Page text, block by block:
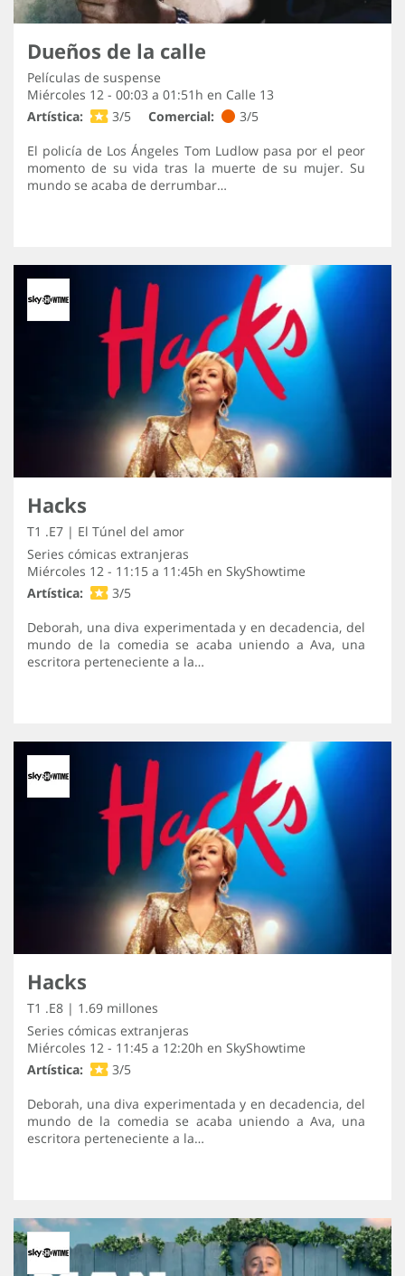
Dueños de la calle
Películas de suspense
Miércoles 12 - 00:03 a 01:51h en Calle 13
Artística:
3/5 Comercial:
3/5
El policía de Los Ángeles Tom Ludlow pasa por el peor
momento de su vida tras la muerte de su mujer. Su
mundo se acaba de derrumbar…
Hacks
T1 .E7 | El Túnel del amor
Series cómicas extranjeras
Miércoles 12 - 11:15 a 11:45h en SkyShowtime
Artística:
3/5
Deborah, una diva experimentada y en decadencia, del
mundo de la comedia se acaba uniendo a Ava, una
escritora perteneciente a la…
Hacks
T1 .E8 | 1.69 millones
Series cómicas extranjeras
Miércoles 12 - 11:45 a 12:20h en SkyShowtime
Artística:
3/5
Deborah, una diva experimentada y en decadencia, del
mundo de la comedia se acaba uniendo a Ava, una
escritora perteneciente a la…